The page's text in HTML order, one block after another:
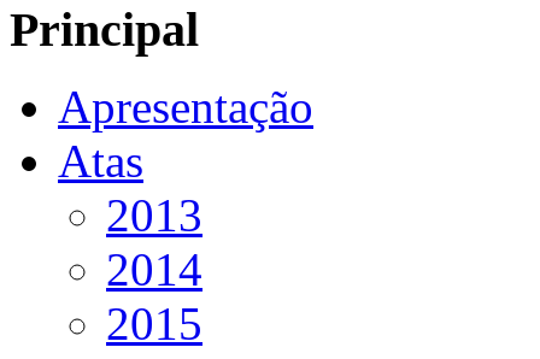
Principal
Apresentação
Atas
2013
2014
2015